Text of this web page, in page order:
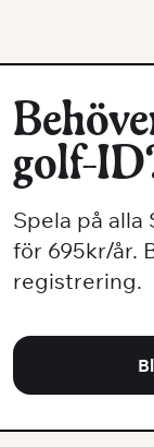
golf-
Spela på
för 695kr/år.
registrering.